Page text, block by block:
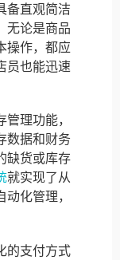
备直观简洁
无论是商品
操作，都应
员也能迅速
理功能，
数据和财务
缺货或库存
就实现了从
化管理，
的支付方式